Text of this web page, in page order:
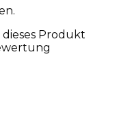
Produkt